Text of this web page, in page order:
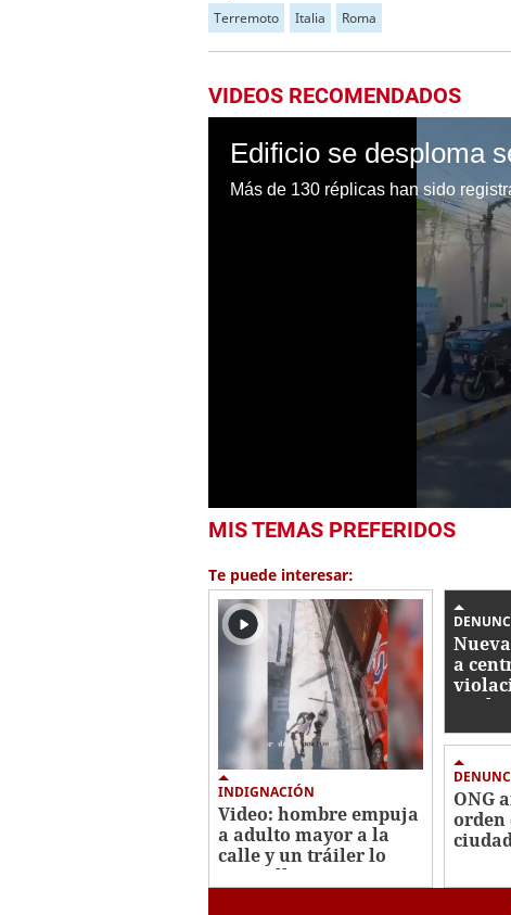
Terremoto Italia Roma
VIDEOS RECOMENDADOS
seconds
1
minute,
36
seconds
Volume
0%
MIS TEMAS PREFERIDOS
Te puede interesar:
INDIGNACIÓN
Video: hombre empuja
a adulto mayor a la
calle y un tráiler lo
atropella y mata en
a
ONG
orden